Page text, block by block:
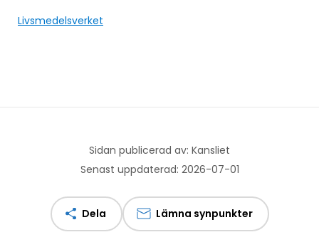
Livsmedelsverket
Sidan publicerad av: Kansliet
Senast uppdaterad: 2026-07-01
Dela Lämna synpunkter